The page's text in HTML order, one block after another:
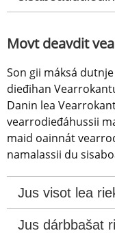
Movt deavdit
Son gii máksá
dieđihan
Danin lea
vearrodieđáhussii
maid oainnát
namalassii du
Jus visot lea
Jus dárbbašat